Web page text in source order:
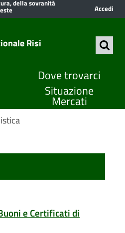
della sovranità
Accedi
Risi
Dove trovarci
Situazione
Mercati
e Certificati di